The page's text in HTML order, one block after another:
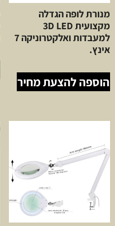
מנורת לופה הגדלה
מקצועית 3D LED
למעבדות ואלקטרוניקה 7
אינץ.
הוספה להצעת מחיר